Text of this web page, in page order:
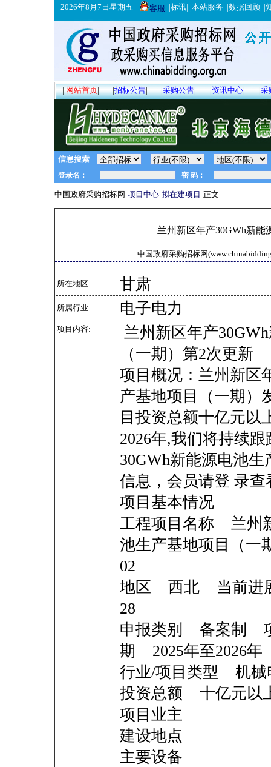
2026年8月7日星期五 客服 |标讯| |本站服务| |数据回顾| |
|网站首页| |招标公告| |采购公告| |资讯中心| |采
信息搜索
中国政府采购招标网-项目中心-拟在建项目 -正文
兰州新区年产30GWh新能
中国政府采购招标网
所在地区: 甘肃
所属行业: 电子电力
项目内容:
兰州新区年产
（一期）第2次更新
项目概况：兰州新区
产基地项目（一期）
目投资总额十亿元以
2026年,我们将持续
30GWh新能源电池
信息，会员请登 录查
项目基本情况
工程项目名称 兰州
池生产基地项目（
02
地区 西北 当前进
28
申报类别 备案制
期 2025年至2026年
行业/项目类型 机械
投资总额 十亿
项目业主
建设地点
主要设备